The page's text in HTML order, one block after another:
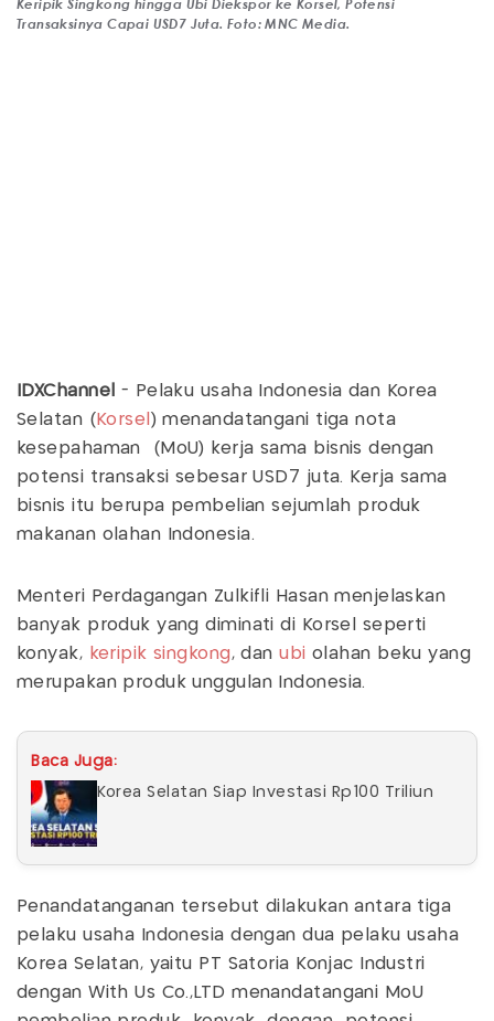
Transaksinya Capai USD7 Juta. Foto: MNC Media.
IDXChannel - Pelaku usaha Indonesia dan Korea
Selatan ( Korsel ) menandatangani tiga nota
kesepahaman (MoU) kerja sama bisnis dengan
potensi transaksi sebesar USD7 juta. Kerja sama
bisnis itu berupa pembelian sejumlah produk
makanan olahan Indonesia.
Menteri Perdagangan Zulkifli Hasan menjelaskan
banyak produk yang diminati di Korsel seperti
konyak, keripik singkong , danubi olahan beku yang
merupakan produk unggulan Indonesia.
Baca Juga:
Korea Selatan Siap Investasi Rp100 Triliun
Penandatanganan tersebut dilakukan antara tiga
pelaku usaha Indonesia dengan dua pelaku usaha
Korea Selatan, yaitu PT Satoria Konjac Industri
dengan With Us Co.,LTD menandatangani MoU